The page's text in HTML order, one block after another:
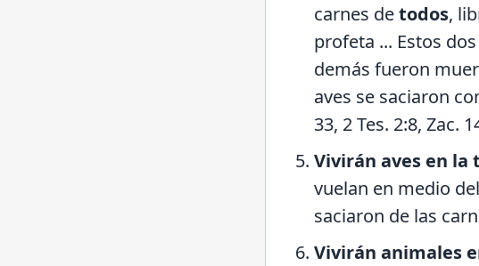
carnes detodos,
profeta ... Estos
demás fueron
aves se saciaron
33, 2 Tes. 2:8, Zac.
Vivirán aves en
vuelan en medio
saciaron de las
Vivirán animales